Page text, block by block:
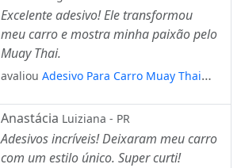
Excelente adesivo! Ele transformou
meu carro e mostra minha paixão pelo
Muay Thai.
avaliou Adesivo Para Carro Muay Thai
Anastácia Luiziana - PR
Adesivos incríveis! Deixaram meu carro
com um estilo único. Super curti!